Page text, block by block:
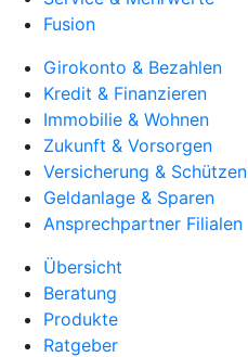
Fusion
Girokonto & Bezahlen
Kredit & Finanzieren
Immobilie & Wohnen
Zukunft & Vorsorgen
Versicherung & Schützen
Geldanlage & Sparen
Ansprechpartner Filialen
Übersicht
Beratung
Produkte
Ratgeber